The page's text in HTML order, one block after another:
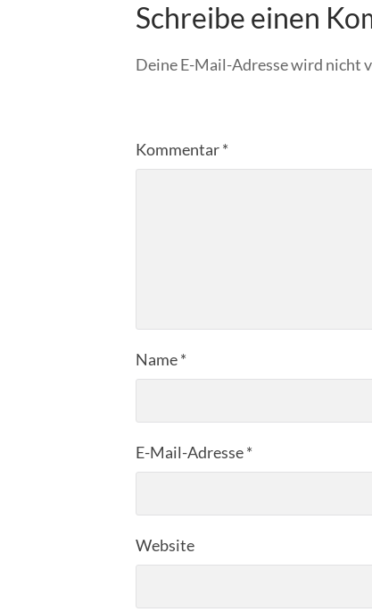
Schreibe einen
Deine E-Mail-Adresse wird nicht
Kommentar*
Name*
E-Mail-Adresse*
Website